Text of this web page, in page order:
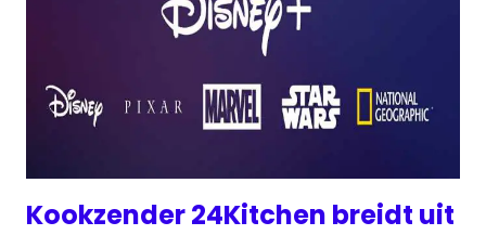
Kookzender 24Kitchen breidt uit